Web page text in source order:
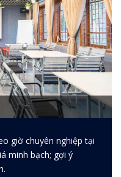
thảo theo
7 tiêu chí
đúng nhu
giờ chuyên nghiệp tại
minh bạch; gợi ý